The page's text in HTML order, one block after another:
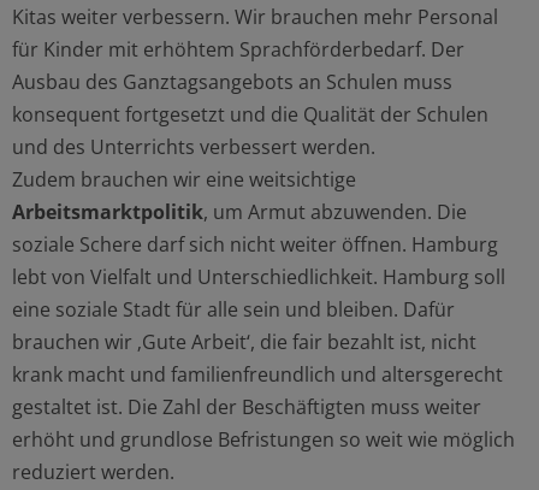
Kitas weiter verbessern. Wir brauchen mehr Personal
für Kinder mit erhöhtem Sprachförderbedarf. Der
Ausbau des Ganztagsangebots an Schulen muss
konsequent fortgesetzt und die Qualität der Schulen
und des Unterrichts verbessert werden.
Zudem brauchen wir eine weitsichtige
Arbeitsmarktpolitik, um Armut abzuwenden. Die
soziale Schere darf sich nicht weiter öffnen. Hamburg
lebt von Vielfalt und Unterschiedlichkeit. Hamburg soll
eine soziale Stadt für alle sein und bleiben. Dafür
brauchen wir ‚Gute Arbeit‘, die fair bezahlt ist, nicht
krank macht und familienfreundlich und altersgerecht
gestaltet ist. Die Zahl der Beschäftigten muss weiter
erhöht und grundlose Befristungen so weit wie möglich
reduziert werden.